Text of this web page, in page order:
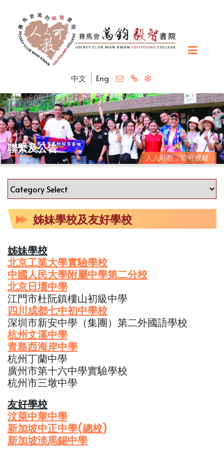
中文 Eng
人人可教，皆可成材
聯繫及公告
姊妹學校及友好學校
姊妹學校
北京工業大學實驗學校
中國人民大學附屬中學第二分校
北京日壇中學
江門市杜阮鎮樓山初級中學
四川成都七中初中學校
深圳市新安中學（集團）第二外國語學校
杭州文溪中學
青島西海岸中學
杭州丁蘭中學
廣州市第十六中學實驗學校
杭州市三墩中學
友好學校
汶萊中華中學
新加坡中正中學(總校)
新加坡淡馬錫中學